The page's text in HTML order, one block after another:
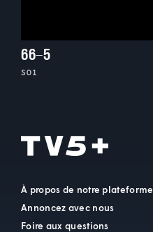
66-5
S01
À propos de notre plateforme
Annoncez avec nous
Foire aux questions